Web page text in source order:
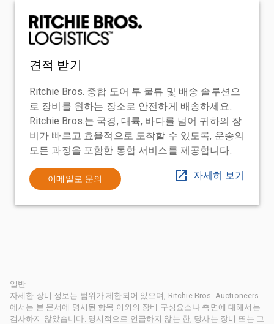
견적 받기
Ritchie Bros. 종합 도어 투 물류 및 배송 솔루션으
로 장비를 원하는 장소로 안전하게 배송하세요.
Ritchie Bros.는 국경, 대륙, 바다를 넘어 귀하의 장
비가 빠르고 효율적으로 도착할 수 있도록, 운송의
모든 과정을 포함한 통합 서비스를 제공합니다.
이메일로 문의 자세히 보기
일반
자세한 장비 정보는 범위가 제한되어 있으며, Ritchie Bros. Auctioneers
에서는 본 문서에 명시된 항목 이외의 장비 구성요소나 측면에 대해서는
검사하지 않았습니다. 명시적으로 언급하지 않는 한, 당사는 장비 또는 그